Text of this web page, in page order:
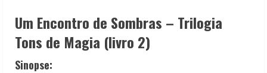
Um Encontro de Sombras – Trilogia
Tons de Magia (livro 2)
Sinopse: